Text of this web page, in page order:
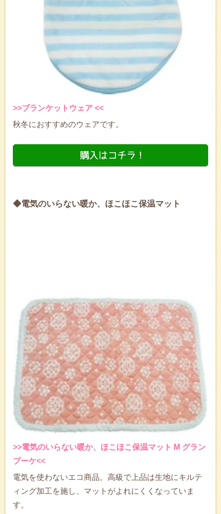
>>ブランケットウェア <<
秋冬におすすめのウェアです。
◆電気のいらない暖か、ほこほこ保温マット
>>電気のいらない暖か、ほこほこ保温マット M グラン
ブーケ<<
電気を使わないエコ商品。高級で上品は生地にキルテ
ィング加工を施し、マットがよれにくくなっていま
す。